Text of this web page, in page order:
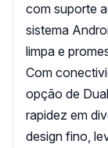
com suporte
sistema
limpa e
Com
opção de
rapidez em
design fino,